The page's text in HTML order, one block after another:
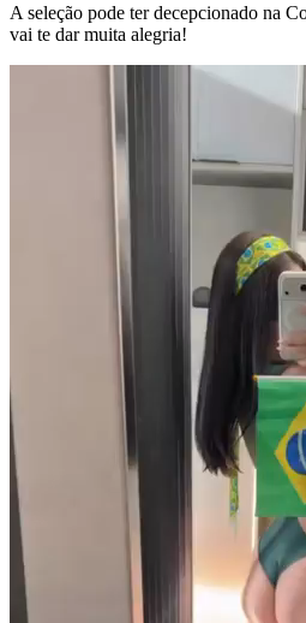
A seleção pode ter decepcionado na
vai te dar muita alegria!